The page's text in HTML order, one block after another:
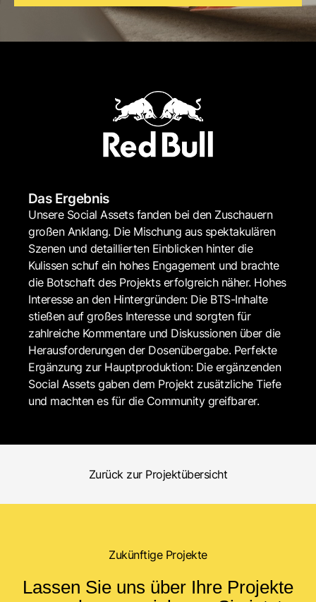
Das Ergebnis
Unsere Social Assets fanden bei den Zuschauern
großen Anklang. Die Mischung aus spektakulären
Szenen und detaillierten Einblicken hinter die
Kulissen schuf ein hohes Engagement und brachte
die Botschaft des Projekts erfolgreich näher. Hohes
Interesse an den Hintergründen: Die BTS-Inhalte
stießen auf großes Interesse und sorgten für
zahlreiche Kommentare und Diskussionen über die
Herausforderungen der Dosenübergabe. Perfekte
Ergänzung zur Hauptproduktion: Die ergänzenden
Social Assets gaben dem Projekt zusätzliche Tiefe
und machten es für die Community greifbarer.
Zurück zur Projektübersicht
Zukünftige Projekte
Lassen Sie uns über Ihre Projekte